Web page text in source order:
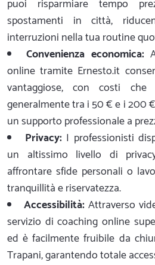
puoi risparmiare tempo
spostamenti in città,
interruzioni nella tua routine
Convenienza economica:
online tramite Ernesto.it
vantaggiose, con costi
generalmente tra i 50 € e i 200
un supporto professionale a
Privacy:I professionisti
un altissimo livello di
affrontare sfide personali o
tranquillità e riservatezza.
Accessibilità: Attraverso
servizio di coaching online
ed è facilmente fruibile da
Trapani, garantendo totale